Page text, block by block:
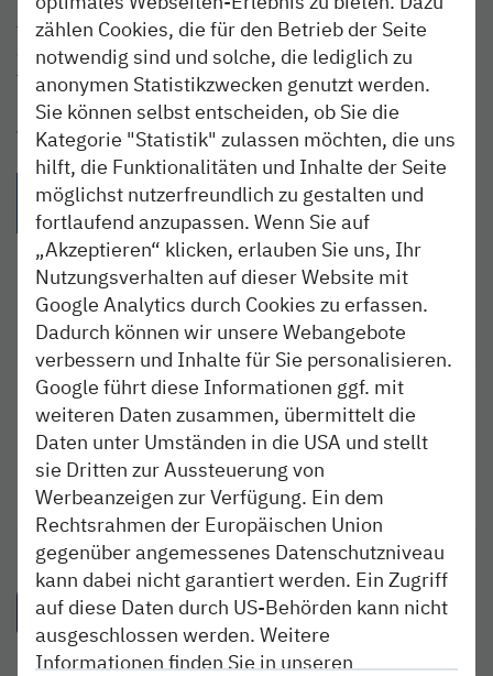
fahren. Vom Bahnhof zum Fischmarkt kommst du mit
dem Rad in nur fünf Minuten. Zu Fuß brauchst du etwa
fünfzehn Minuten.
Teilen:
{{Link öffnet facebook teilen in neuem
{{Link öffnet twitter teilen in neuem
{{Link öffnet whatsapp teilen in
{{per E-Mail teilen}} -
TICKETS KAUFEN
Alle Kaufmöglichkeiten online und vor Ort
mehr
IDEEN AUS DEM BLOG
zählen Cookies, die für den Betrieb der Seite
notwendig sind und solche, die lediglich zu
anonymen Statistikzwecken genutzt werden.
Sie können selbst entscheiden, ob Sie die
Kategorie "Statistik" zulassen möchten, die uns
hilft, die Funktionalitäten und Inhalte der Seite
möglichst nutzerfreundlich zu gestalten und
fortlaufend anzupassen. Wenn Sie auf
„Akzeptieren“ klicken, erlauben Sie uns, Ihr
Nutzungsverhalten auf dieser Website mit
Google Analytics durch Cookies zu erfassen.
Dadurch können wir unsere Webangebote
verbessern und Inhalte für Sie personalisieren.
Google führt diese Informationen ggf. mit
weiteren Daten zusammen, übermittelt die
Daten unter Umständen in die USA und stellt
sie Dritten zur Aussteuerung von
Werbeanzeigen zur Verfügung. Ein dem
Rechtsrahmen der Europäischen Union
gegenüber angemessenes Datenschutzniveau
kann dabei nicht garantiert werden. Ein Zugriff
auf diese Daten durch US-Behörden kann nicht
ausgeschlossen werden. Weitere
Informationen finden Sie in unseren